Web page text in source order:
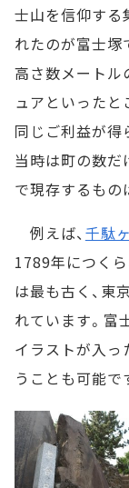
士山を信仰する
れたのが富士塚
高さ数メートル
ュアといったと
同じご利益が得
当時は町の数だ
で現存するもの
例えば、 千駄
1789年につく
は最も古く、東
れています。富
イラストが入っ
うことも可能で